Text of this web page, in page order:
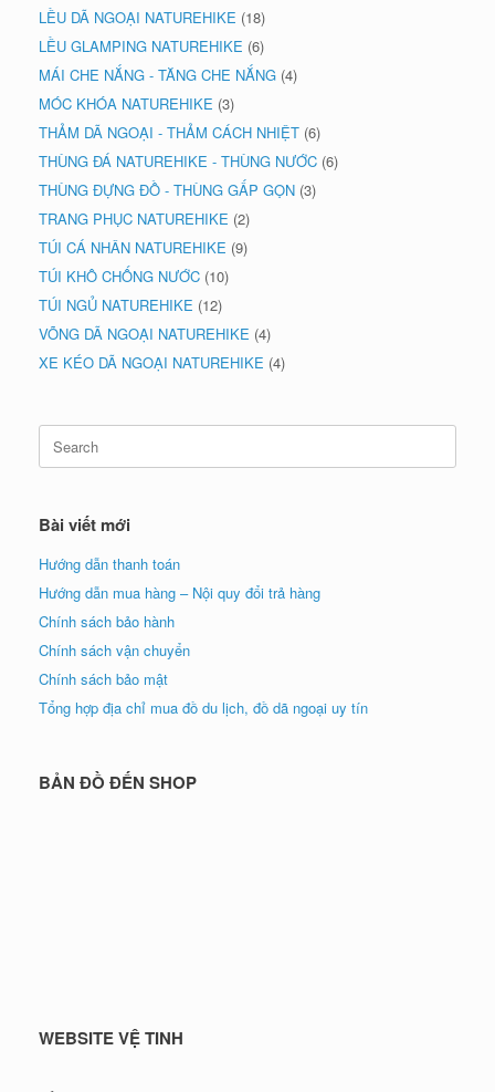
LỀU DÃ NGOẠI NATUREHIKE (18)
LỀU GLAMPING NATUREHIKE (6)
MÁI CHE NẮNG - TĂNG CHE NẮNG (4)
MÓC KHÓA NATUREHIKE (3)
THẢM DÃ NGOẠI - THẢM CÁCH NHIỆT (6)
THÙNG ĐÁ NATUREHIKE - THÙNG NƯỚC (6)
THÙNG ĐỰNG ĐỒ - THÙNG GẤP GỌN (3)
TRANG PHỤC NATUREHIKE (2)
TÚI CÁ NHÂN NATUREHIKE (9)
TÚI KHÔ CHỐNG NƯỚC (10)
TÚI NGỦ NATUREHIKE (12)
VÕNG DÃ NGOẠI NATUREHIKE (4)
XE KÉO DÃ NGOẠI NATUREHIKE (4)
Search
for:
Bài viết mới
Hướng dẫn thanh toán
Hướng dẫn mua hàng – Nội quy đổi trả hàng
Chính sách bảo hành
Chính sách vận chuyển
Chính sách bảo mật
Tổng hợp địa chỉ mua đồ du lịch, đồ dã ngoại uy tín
BẢN ĐỒ ĐẾN SHOP
WEBSITE VỆ TINH